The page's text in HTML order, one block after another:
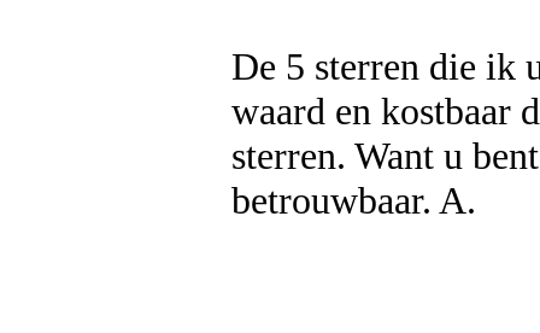
De 5 sterren die ik
waard en kostbaar
sterren. Want u
betrouwbaar. A.